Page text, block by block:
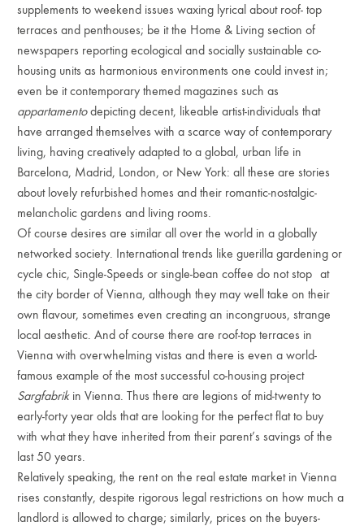
supplements to weekend issues waxing lyrical about roof- top
terraces and penthouses; be it the Home & Living section of
newspapers reporting ecological and socially sustainable co-
housing units as harmonious environments one could invest in;
even be it contemporary themed magazines such as
appartamentodepicting decent, likeable artist-individuals that
have arranged themselves with a scarce way of contemporary
living, having creatively adapted to a global, urban life in
Barcelona, Madrid, London, or New York: all these are stories
about lovely refurbished homes and their romantic-nostalgic-
melancholic gardens and living rooms.
Of course desires are similar all over the world in a globally
networked society. International trends like guerilla gardening or
cycle chic, Single-Speeds or single-bean coffee do not stop at
the city border of Vienna, although they may well take on their
own flavour, sometimes even creating an incongruous, strange
local aesthetic. And of course there are roof-top terraces in
Vienna with overwhelming vistas and there is even a world-
famous example of the most successful co-housing project
Sargfabrikin Vienna. Thus there are legions of mid-twenty to
early-forty year olds that are looking for the perfect flat to buy
with what they have inherited from their parent’s savings of the
last 50 years.
Relatively speaking, the rent on the real estate market in Vienna
rises constantly, despite rigorous legal restrictions on how much a
landlord is allowed to charge; similarly, prices on the buyers-